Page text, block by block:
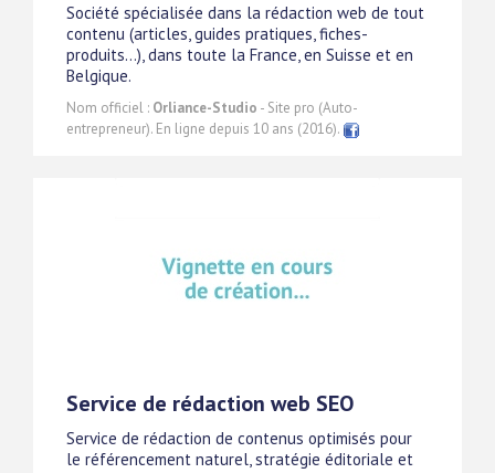
Société spécialisée dans la rédaction web de tout
contenu (articles, guides pratiques, fiches-
produits...), dans toute la France, en Suisse et en
Belgique.
Nom officiel : Orliance-Studio - Site pro (Auto-
entrepreneur). En ligne depuis 10 ans (2016).
Service de rédaction web SEO
Service de rédaction de contenus optimisés pour
le référencement naturel, stratégie éditoriale et